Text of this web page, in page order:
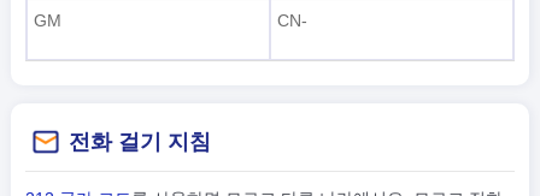
GM
CN-
전화 걸기 지침